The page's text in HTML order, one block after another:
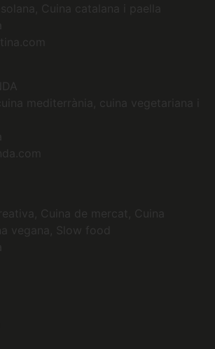
Cuina catalana i paella
mediterrània, cuina vegetariana i
Cuina de mercat, Cuina
vegana, Slow food